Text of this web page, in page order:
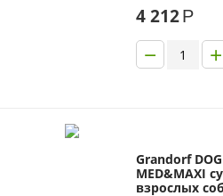
4 212Р
+
−
Grandorf
MED&MAXI
взрослых